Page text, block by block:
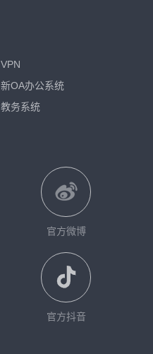
VPN
新OA办公系统
教务系统
官方微博
官方抖音